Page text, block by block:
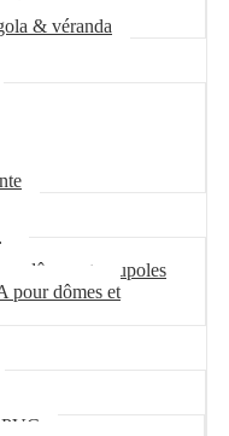
& véranda
dômes et coupoles
pour dômes et